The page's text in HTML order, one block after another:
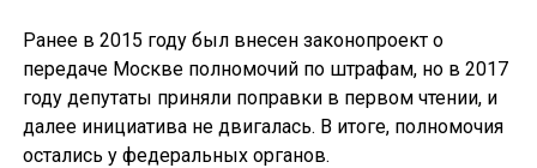
Ранее в 2015 году был внесен законопроект о
передаче Москве полномочий по штрафам, но в 2017
году депутаты приняли поправки в первом чтении, и
далее инициатива не двигалась. В итоге, полномочия
остались у федеральных органов.